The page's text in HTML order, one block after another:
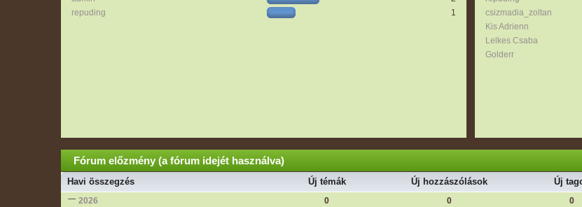
repuding
1
csizmadia_zoltan
Kis Adrienn
Lelkes Csaba
Golderr
Fórum előzmény (a fórum idejét használva)
Havi összegzés Új témák Új hozzászólások Új
2026 0 0 0